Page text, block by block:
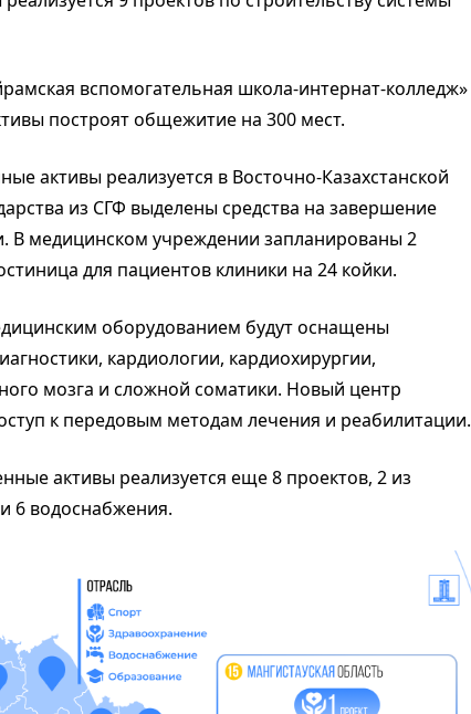
вспомогательная школа-интернат-колледж»
построят общежитие на 300 мест.
активы реализуется в Восточно-Казахстанской
из СГФ выделены средства на завершение
В медицинском учреждении запланированы 2
для пациентов клиники на 24 койки.
оборудованием будут оснащены
кардиологии, кардиохирургии,
мозга и сложной соматики. Новый центр
к передовым методам лечения и реабилитации.
активы реализуется еще 8 проектов, 2 из
6 водоснабжения.